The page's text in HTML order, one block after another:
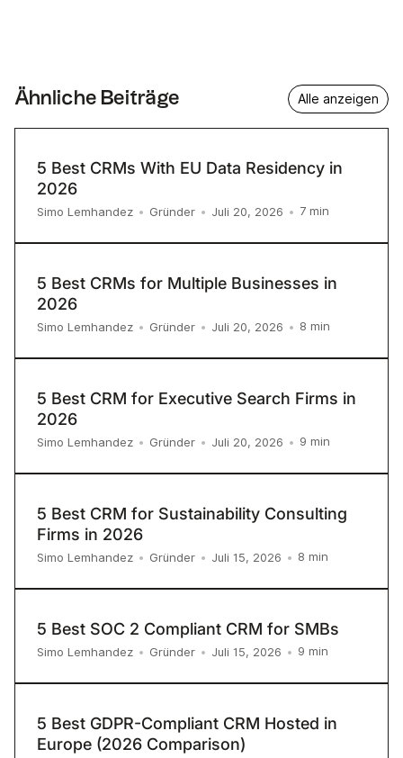
Ähnliche Beiträge Alle anzeigen
5 Best CRMs With EU Data Residency in
2026
Simo Lemhandez • Gründer • Juli 20, 2026 • 7 min
5 Best CRMs for Multiple Businesses in
2026
Simo Lemhandez • Gründer • Juli 20, 2026 • 8 min
5 Best CRM for Executive Search Firms in
2026
Simo Lemhandez • Gründer • Juli 20, 2026 • 9 min
5 Best CRM for Sustainability Consulting
Firms in 2026
Simo Lemhandez • Gründer • Juli 15, 2026 • 8 min
5 Best SOC 2 Compliant CRM for SMBs
Simo Lemhandez • Gründer • Juli 15, 2026 • 9 min
5 Best GDPR-Compliant CRM Hosted in
Europe (2026 Comparison)